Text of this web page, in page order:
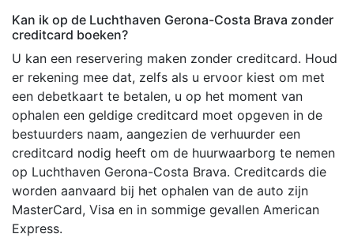
Kan ik op de Luchthaven Gerona-Costa Brava zonder
creditcard boeken?
U kan een reservering maken zonder creditcard. Houd
er rekening mee dat, zelfs als u ervoor kiest om met
een debetkaart te betalen, u op het moment van
ophalen een geldige creditcard moet opgeven in de
bestuurders naam, aangezien de verhuurder een
creditcard nodig heeft om de huurwaarborg te nemen
op Luchthaven Gerona-Costa Brava. Creditcards die
worden aanvaard bij het ophalen van de auto zijn
MasterCard, Visa en in sommige gevallen American
Express.